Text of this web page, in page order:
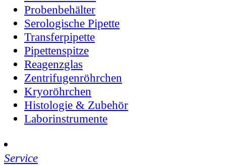
Probenbehälter
Serologische Pipette
Transferpipette
Pipettenspitze
Reagenzglas
Zentrifugenröhrchen
Kryoröhrchen
Histologie & Zubehör
Laborinstrumente
Service